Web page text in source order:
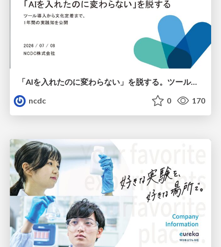
「AIを入れたのに変わらない」を脱する。ツール導入から文化定着まで、1年間の実践知を公開
ncdc
0 170